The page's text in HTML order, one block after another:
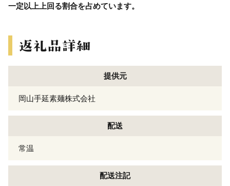
一定以上上回る割合を占めています。
提供元
岡山手延素麺株式会社
配送
常温
配送注記